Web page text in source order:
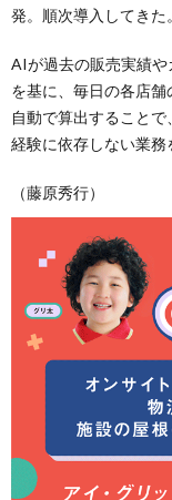
発。順次導入してきた。
AIが過去の販売実績
を基に、毎日の各店
自動で算出すること
経験に依存しない業務
（藤原秀行）